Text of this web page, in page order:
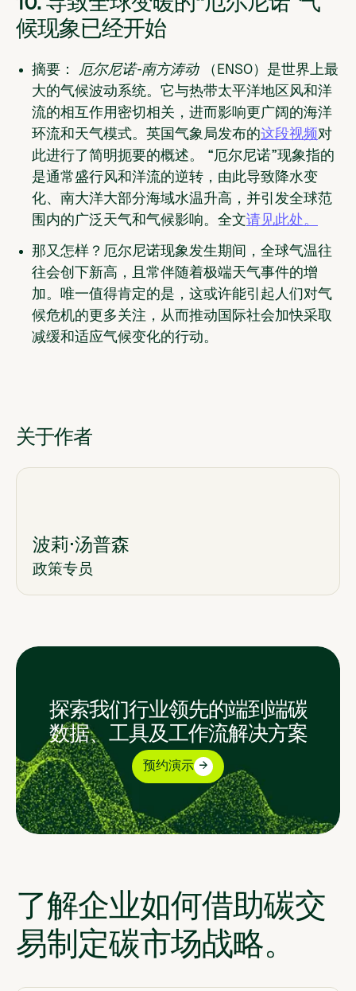
候现象已经开始
摘要： 厄尔尼诺-南方涛动
（ENSO）是世界上最
大的气候波动系统。它与热带太平洋地区风和洋
流的相互作用密切相关，进而影响更广阔的海洋
环流和天气模式。英国气象局发布的这段视频对
此进行了简明扼要的概述。 “厄尔尼诺”现象指的
是通常盛行风和洋流的逆转，由此导致降水变
化、南大洋大部分海域水温升高，并引发全球范
围内的广泛天气和气候影响。全文请见此处。
那又怎样？ 厄尔尼诺现象发生期间，全球气温往
往会创下新高，且常伴随着极端天气事件的增
加。唯一值得肯定的是，这或许能引起人们对气
候危机的更多关注，从而推动国际社会加快采取
减缓和适应气候变化的行动。
关于作者
波莉·汤普森
政策专员
探索我们行业领先的端到端碳
数据、工具及工作流解决方案
预约演示
了解企业如何借助碳交
易制定碳市场战略。